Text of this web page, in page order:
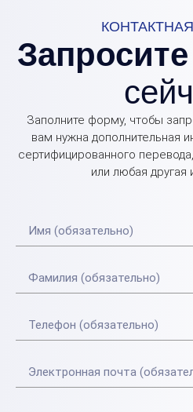
Заполните форму, чтобы
вам нужна дополнительная
сертифицированного
или любая другая